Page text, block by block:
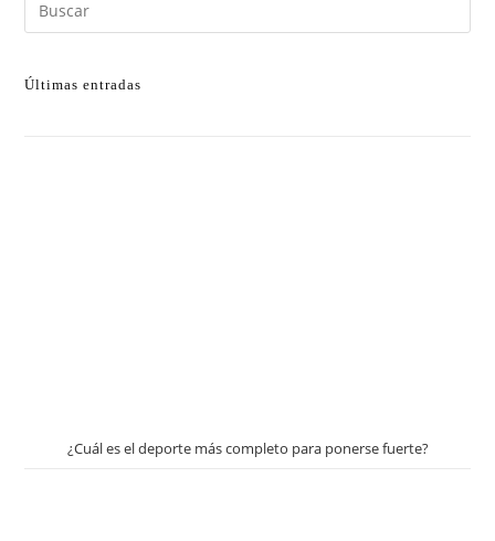
Últimas entradas
¿Cuál es el deporte más completo para ponerse fuerte?